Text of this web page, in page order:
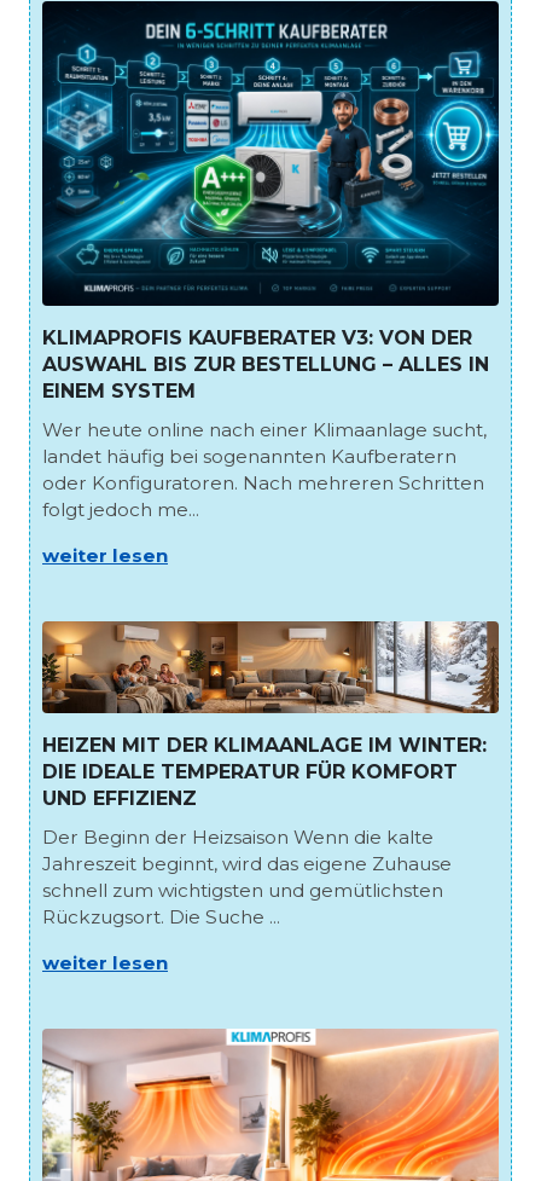
KLIMAPROFIS KAUFBERATER V3: VON DER
AUSWAHL BIS ZUR BESTELLUNG – ALLES IN
EINEM SYSTEM
Wer heute online nach einer Klimaanlage sucht,
landet häufig bei sogenannten Kaufberatern
oder Konfiguratoren. Nach mehreren Schritten
folgt jedoch me...
weiter lesen
HEIZEN MIT DER KLIMAANLAGE IM WINTER:
DIE IDEALE TEMPERATUR FÜR KOMFORT
UND EFFIZIENZ
Der Beginn der Heizsaison Wenn die kalte
Jahreszeit beginnt, wird das eigene Zuhause
schnell zum wichtigsten und gemütlichsten
Rückzugsort. Die Suche ...
weiter lesen